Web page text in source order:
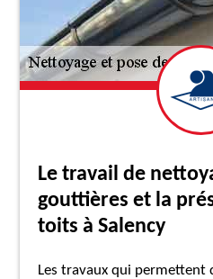
Le travail de
gouttières et la
toits à Salency
Les travaux qui permettent